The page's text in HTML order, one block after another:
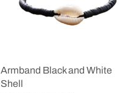
Armband Black and White
Shell